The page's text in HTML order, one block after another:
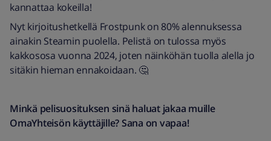
kannattaa kokeilla!
Nyt kirjoitushetkellä Frostpunk on 80% alennuksessa
ainakin Steamin puolella. Pelistä on tulossa myös
kakkososa vuonna 2024, joten näinköhän tuolla alella jo
sitäkin hieman ennakoidaan. 🤔
Minkä pelisuosituksen sinä haluat jakaa muille
OmaYhteisön käyttäjille? Sana on vapaa!